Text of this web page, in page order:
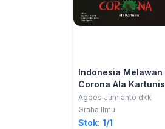
Indonesia Melawan
Corona Ala Kartunis
Agoes Jumianto dkk
Graha Ilmu
Stok: 1/1